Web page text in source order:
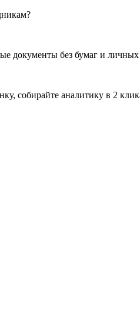
документы без бумаг и личных
собирайте аналитику в 2